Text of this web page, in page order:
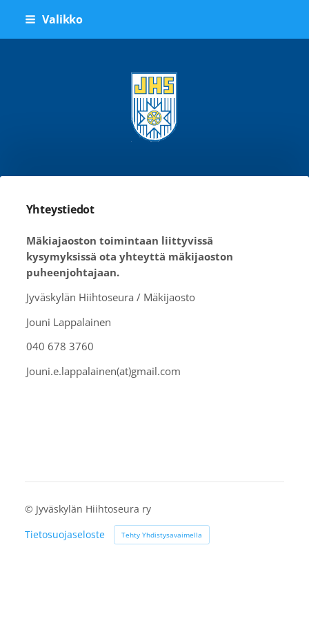
Siirry
Valikko
Jyväskylän Hiihtoseura ry
Yhteystiedot
Mäkiajaoston toimintaan liittyvissä
kysymyksissä ota yhteyttä mäkijaoston
puheenjohtajaan.
Jyväskylän Hiihtoseura / Mäkijaosto
Jouni Lappalainen
040 678 3760
Jouni.e.lappalainen(at)gmail.com
© Jyväskylän Hiihtoseura ry
Tietosuojaseloste
Tehty Yhdistysavaimella